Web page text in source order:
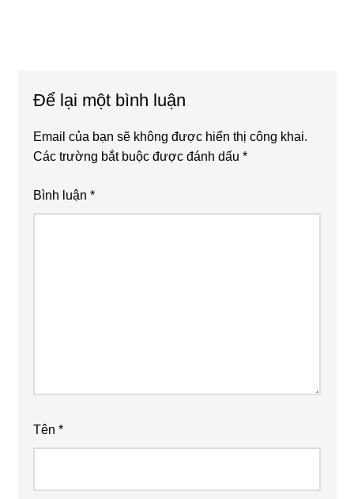
Interactions
Để lại một bình luận
Email của bạn sẽ không được hiển thị công khai.
Các trường bắt buộc được đánh dấu*
Bình luận*
Tên*